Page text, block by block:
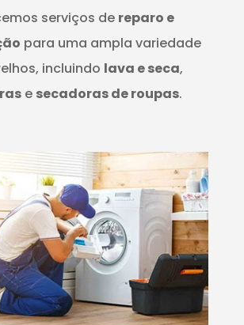
serviços de reparo e
para uma ampla variedade
incluindo lava e seca,
e secadoras de roupas.